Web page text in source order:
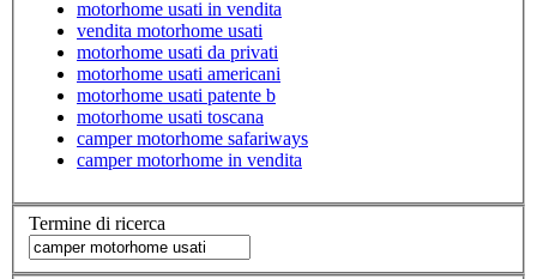
motorhome usati in vendita
vendita motorhome usati
motorhome usati da privati
motorhome usati americani
motorhome usati patente b
motorhome usati toscana
camper motorhome safariways
camper motorhome in vendita
Termine di ricerca